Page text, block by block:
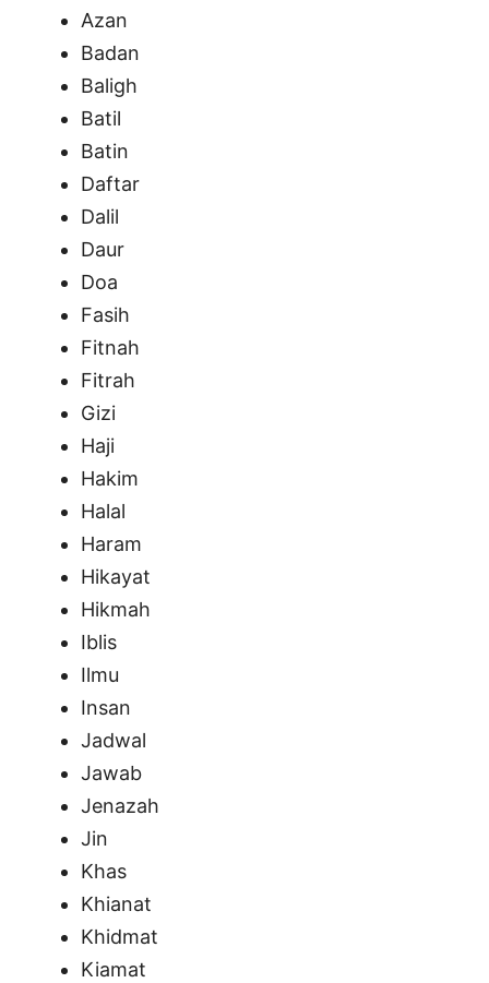
Azan
Badan
Baligh
Batil
Batin
Daftar
Dalil
Daur
Doa
Fasih
Fitnah
Fitrah
Gizi
Haji
Hakim
Halal
Haram
Hikayat
Hikmah
Iblis
Ilmu
Insan
Jadwal
Jawab
Jenazah
Jin
Khas
Khianat
Khidmat
Kiamat